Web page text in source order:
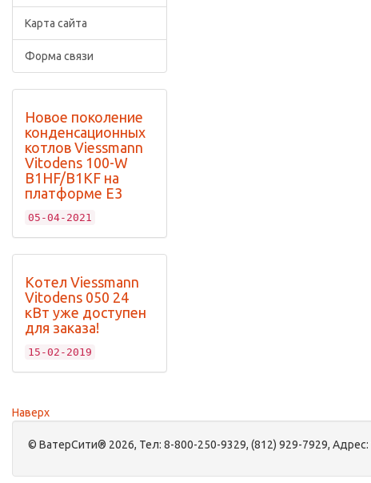
Карта сайта
Форма связи
Новое поколение
конденсационных
котлов Viessmann
Vitodens 100-W
B1HF/B1KF на
платформе Е3
05-04-2021
Котел Viessmann
Vitodens 050 24
кВт уже доступен
для заказа!
15-02-2019
Наверх
© ВатерСити® 2026, Тел: 8-800-250-9329, (812) 929-7929, Адрес: